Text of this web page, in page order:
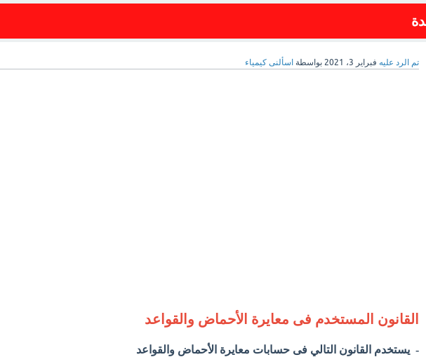
تم الرد عليه فبراير 3، 2021 بواسطة اسألنى كيمياء
القانون المستخدم فى معايرة الأحماض والقواعد
- يستخدم القانون التالي فى حسابات معايرة الأحماض والقواعد